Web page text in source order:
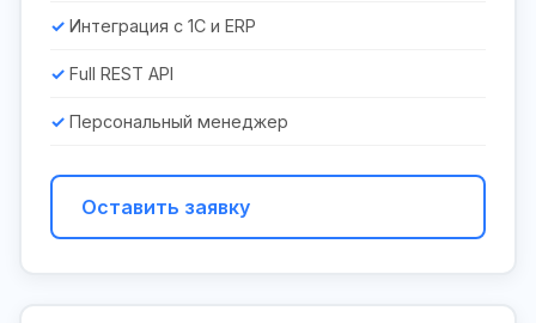
Интеграция с 1С и ERP
Full REST API
Персональный менеджер
Оставить заявку